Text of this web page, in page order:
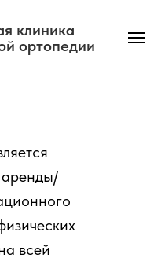
клиника
ортопедии
всей